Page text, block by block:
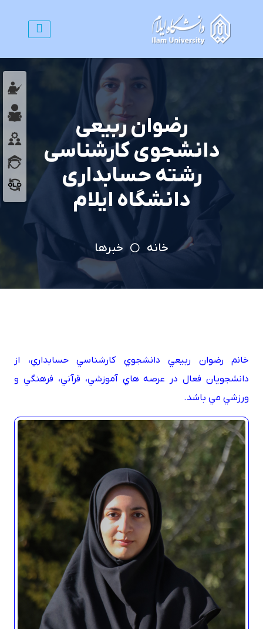
رضوان ربیعی
دانشجوی کارشناسی
رشته حسابداری
دانشگاه ایلام
خانه خبرها
خانم رضوان ربيعي دانشجوي کارشناسي حسابداري، از
دانشجويان فعال در عرصه هاي آموزشي، قرآني، فرهنگي و
ورزشي مي باشد.